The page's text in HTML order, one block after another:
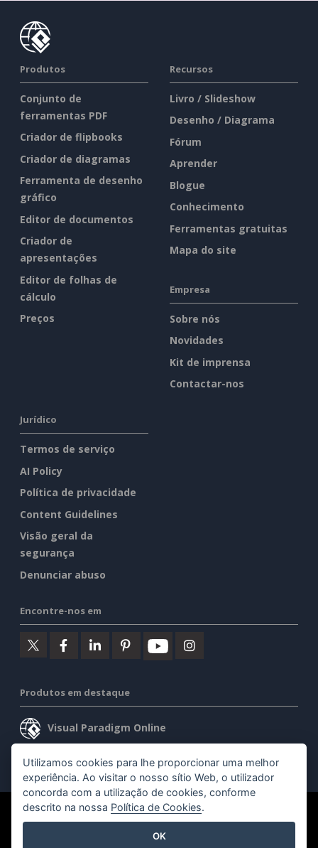
Produtos
Conjunto de
ferramentas PDF
Criador de flipbooks
Criador de diagramas
Ferramenta de desenho
gráfico
Editor de documentos
Criador de
apresentações
Editor de folhas de
cálculo
Preços
Recursos
Livro / Slideshow
Desenho / Diagrama
Fórum
Aprender
Blogue
Conhecimento
Ferramentas gratuitas
Mapa do site
Empresa
Sobre nós
Novidades
Kit de imprensa
Contactar-nos
Jurídico
Termos de serviço
AI Policy
Política de privacidade
Content Guidelines
Visão geral da
segurança
Denunciar abuso
Encontre-nos em
Produtos em destaque
Visual Paradigm Online
Visual Paradigm Desktop
©2026 by Visual Paradigm. Todos os direitos reservados.
Utilizamos cookies para lhe proporcionar uma melhor
experiência. Ao visitar o nosso sítio Web, o utilizador
concorda com a utilização de cookies, conforme
descrito na nossa Política de Cookies.
OK